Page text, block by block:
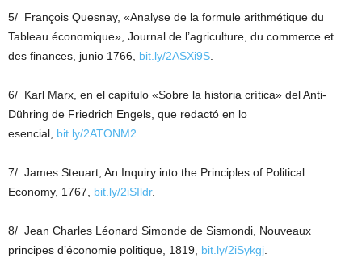
5/ François Quesnay, «Analyse de la formule arithmétique du
Tableau économique», Journal de l’agriculture, du commerce et
des finances, junio 1766, bit.ly/2ASXi9S
6/ Karl Marx, en el capítulo «Sobre la historia crítica» del Anti-
Dühring de Friedrich Engels, que redactó en lo
esencial, bit.ly/2ATONM2
7/ James Steuart, An Inquiry into the Principles of Political
Economy, 1767, bit.ly/2iSIldr.
8/ Jean Charles Léonard Simonde de Sismondi, Nouveaux
principes d’économie politique, 1819, bit.ly/2iSykgj